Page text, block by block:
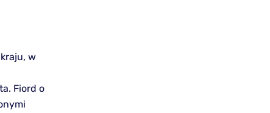
w
Fiord o